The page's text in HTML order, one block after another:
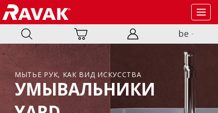
be
МЫТЬЕ РУК, КАК ВИД ИСКУССТВА
УМЫВАЛЬНИКИ